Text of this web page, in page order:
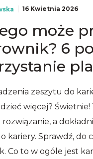
16 Kwietnia 2026
może
6
zeszytu do
więcej?
a
kariery. Sprawdź, do
Co to w ogóle jest